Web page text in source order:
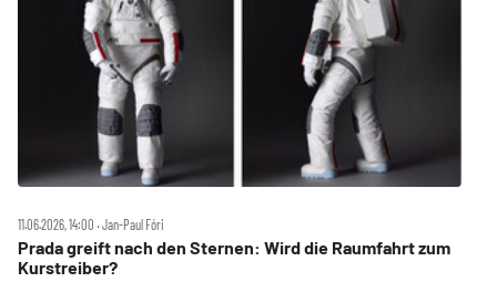
11.06.2026, 14:00 ‧ Jan-Paul Fóri
Prada greift nach den Sternen: Wird die Raumfahrt zum
Kurstreiber?